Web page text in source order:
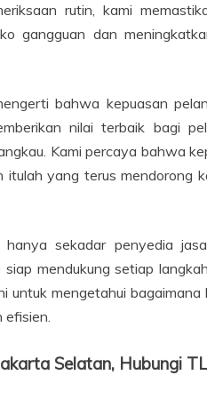
rutin, kami
gangguan dan
bahwa kepuasan
nilai terbaik bagi
Kami percaya bahwa
yang terus mendorong
hanya sekadar penyedia
mendukung setiap
untuk mengetahui
efisien.
Selatan, Hubungi